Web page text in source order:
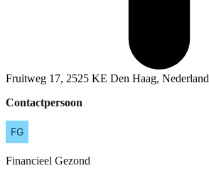
Fruitweg 17, 2525 KE Den Haag, Nederland
Contactpersoon
Financieel Gezond